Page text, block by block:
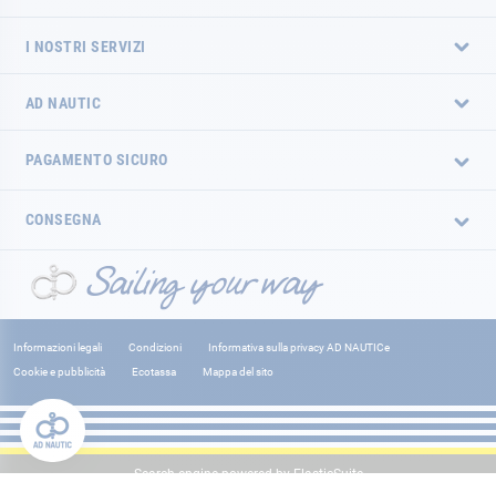
I NOSTRI SERVIZI
AD NAUTIC
PAGAMENTO SICURO
CONSEGNA
Informazioni legali Condizioni
Informativa sulla privacy AD NAUTICe
Cookie e pubblicità
Ecotassa Mappa del sito
Search engine powered byElasticSuite